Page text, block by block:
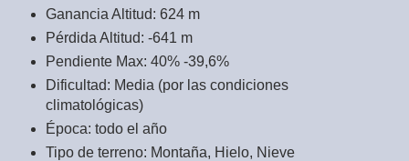
Ganancia Altitud: 624 m
Pérdida Altitud: -641 m
Pendiente Max: 40% -39,6%
Dificultad: Media (por las condiciones
climatológicas)
Época: todo el año
Tipo de terreno: Montaña, Hielo, Nieve